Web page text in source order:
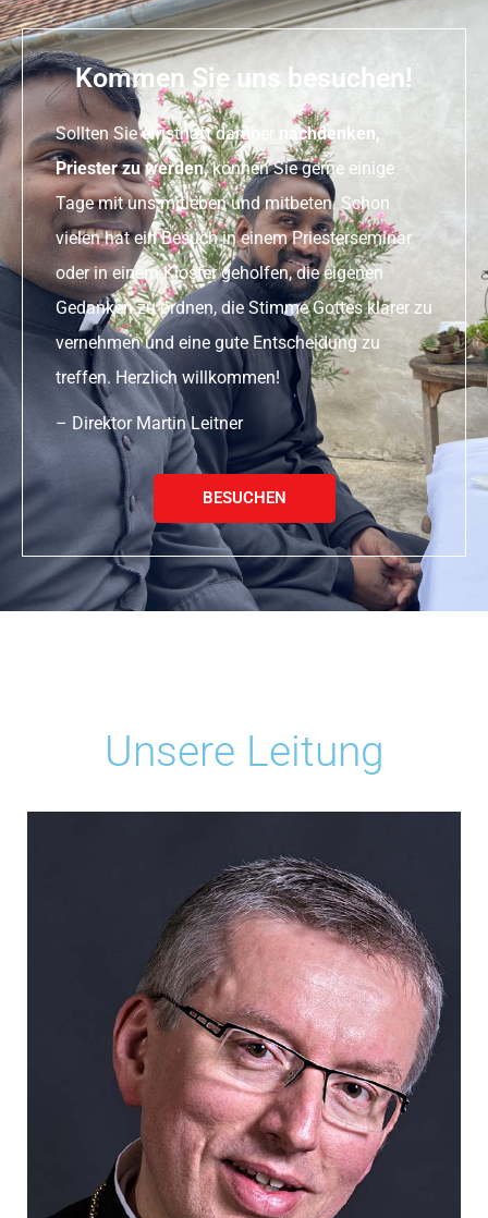
Kommen Sie uns besuchen!
Sollten Sie ernsthaft darüber
nachdenken,
Priester zu werden,können Sie gerne einige
Tage mit uns mitleben und mitbeten. Schon
vielen hat ein Besuch in einem Priesterseminar
oder in einem Kloster geholfen, die eigenen
Gedanken zu ordnen, die Stimme Gottes klarer zu
vernehmen und eine gute Entscheidung zu
treffen. Herzlich willkommen!
– Direktor Martin Leitner
BESUCHEN
Unsere Leitung